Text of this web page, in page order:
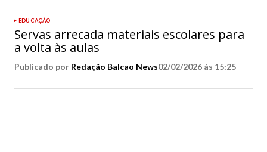
EDUCAÇÃO
Servas arrecada materiais escolares para
a volta às aulas
Publicado por Redação Balcao News02/02/2026 às 15:25